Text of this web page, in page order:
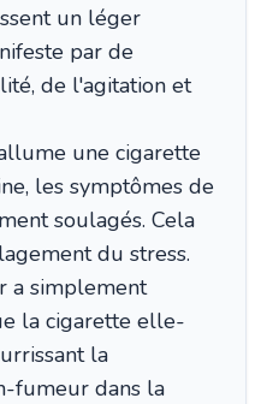
un léger
par de
de l'agitation et
une cigarette
les symptômes de
soulagés. Cela
du stress.
a simplement
la cigarette elle-
la
fumeur dans la